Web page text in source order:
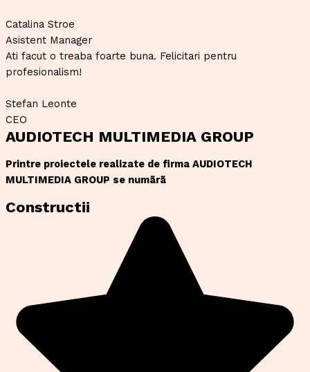
Catalina Stroe
Asistent Manager
Ati facut o treaba foarte buna. Felicitari pentru
profesionalism!
Stefan Leonte
CEO
AUDIOTECH MULTIMEDIA GROUP
Printre proiectele realizate de firma AUDIOTECH
MULTIMEDIA GROUP se numãrã
Constructii